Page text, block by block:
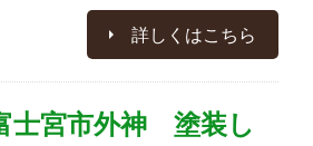
詳しくはこちら
士宮市外神 塗装し